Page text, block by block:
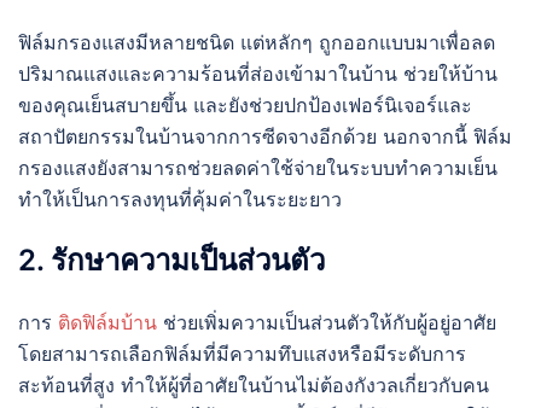
ฟิล์มกรองแสงมีหลายชนิด แต่หลักๆ ถูกออกแบบมาเพื่อลด
ปริมาณแสงและความร้อนที่ส่องเข้ามาในบ้าน ช่วยให้บ้าน
ของคุณเย็นสบายขึ้น และยังช่วยปกป้องเฟอร์นิเจอร์และ
สถาปัตยกรรมในบ้านจากการซีดจางอีกด้วย นอกจากนี้ ฟิล์ม
กรองแสงยังสามารถช่วยลดค่าใช้จ่ายในระบบทำความเย็น
ทำให้เป็นการลงทุนที่คุ้มค่าในระยะยาว
2. รักษาความเป็นส่วนตัว
การ ติดฟิล์มบ้าน ช่วยเพิ่มความเป็นส่วนตัวให้กับผู้อยู่อาศัย
โดยสามารถเลือกฟิล์มที่มีความทึบแสงหรือมีระดับการ
สะท้อนที่สูง ทำให้ผู้ที่อาศัยในบ้านไม่ต้องกังวลเกี่ยวกับคน